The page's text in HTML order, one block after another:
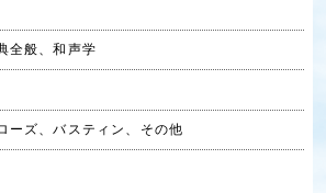
全般、和声学
ーズ、バスティン、その他